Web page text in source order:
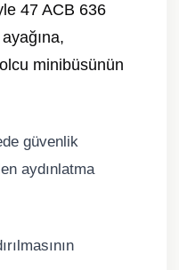
47 ACB 636
minibüsünün
güvenlik
aydınlatma